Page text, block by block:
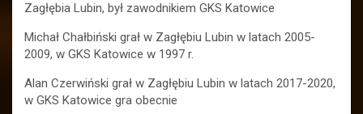
Zagłębia Lubin, był zawodnikiem GKS Katowice
Michał Chałbiński grał w Zagłębiu Lubin w latach 2005-
2009, w GKS Katowice w 1997 r.
Alan Czerwiński grał w Zagłębiu Lubin w latach 2017-2020,
w GKS Katowice gra obecnie